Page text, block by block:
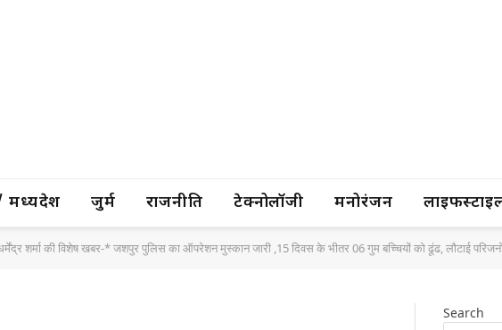
जुर्म राजनीति टेक्नोलॉजी मनोरंजन
शर्मा की विशेष खबर-* जशपुर पुलिस का ऑपरेशन मुस्कान जारी ,15 दिवस के भीतर 06 गुम बच्चियों को ढूंढ, लौटाई
Search